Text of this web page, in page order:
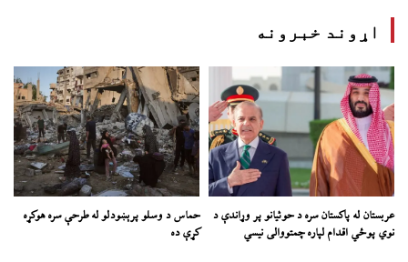
اړوند خبرونه
عربستان له پاکستان سره د حوثیانو پر وړاندې د
نوي پوځي اقدام لپاره چمتووالی نیسي
حماس د وسلو پرېښودلو له طرحې سره هوکړه
کړې ده